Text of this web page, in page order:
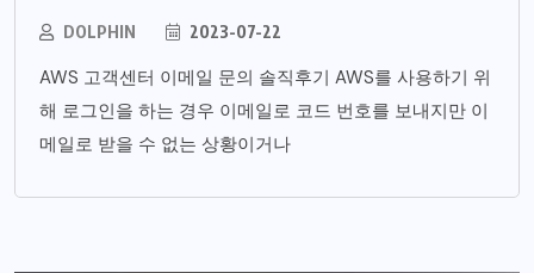
DOLPHIN 2023-07-22
AWS 고객센터 이메일 문의 솔직후기 AWS를 사용하기 위
해 로그인을 하는 경우 이메일로 코드 번호를 보내지만 이
메일로 받을 수 없는 상황이거나